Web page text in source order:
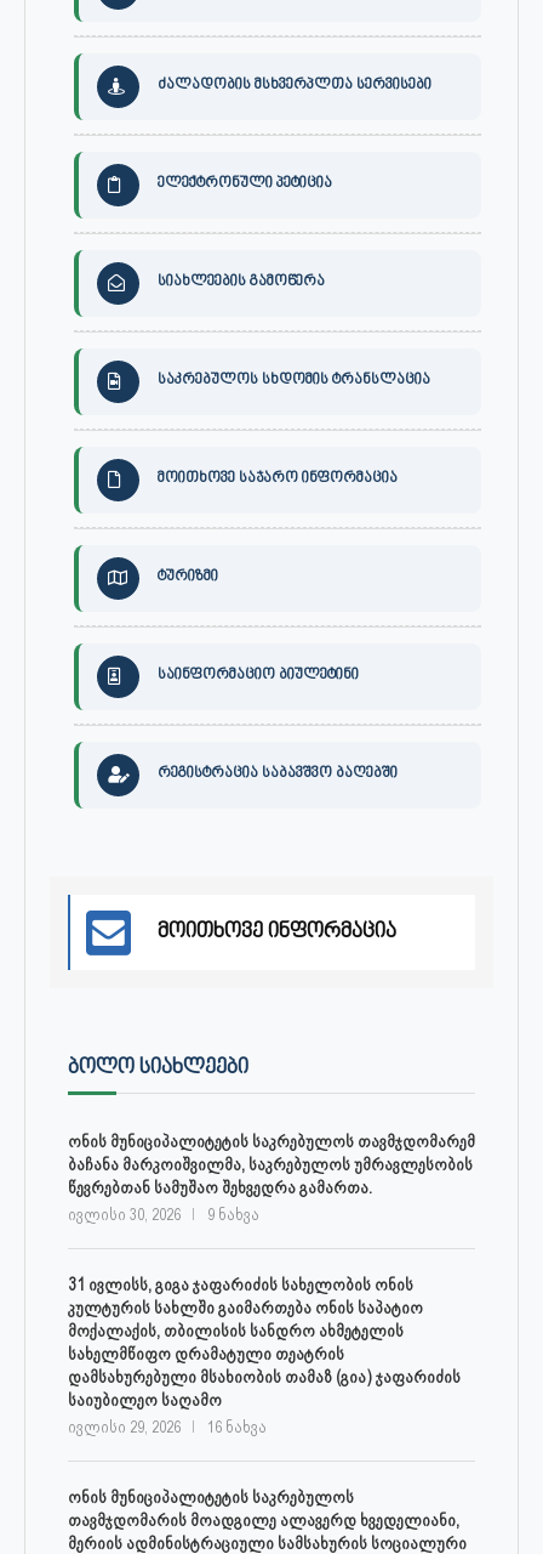
ძალადობის მსხვერპლთა სერვისები
ელექტრონული პეტიცია
სიახლეების გამოწერა
საკრებულოს სხდომის ტრანსლაცია
მოითხოვე საჯარო ინფორმაცია
ტურიზმი
საინფორმაციო ბიულეტინი
რეგისტრაცია საბავშვო ბაღებში
მოითხოვე ინფორმაცია
ᲑᲝᲚᲝ ᲡᲘᲐᲮᲚᲔᲔᲑᲘ
ონის მუნიციპალიტეტის საკრებულოს თავმჯდომარემ
ბაჩანა მარკოიშვილმა, საკრებულოს უმრავლესობის
წევრებთან სამუშაო შეხვედრა გამართა.
ივლისი 30, 2026 9 ნახვა
31 ივლისს, გიგა ჯაფარიძის სახელობის ონის
კულტურის სახლში გაიმართება ონის საპატიო
მოქალაქის, თბილისის სანდრო ახმეტელის
სახელმწიფო დრამატული თეატრის
დამსახურებული მსახიობის თამაზ (გია) ჯაფარიძის
საიუბილეო საღამო
ივლისი 29, 2026 16 ნახვა
ონის მუნიციპალიტეტის საკრებულოს
თავმჯდომარის მოადგილე ალავერდ ხვედელიანი,
მერიის ადმინისტრაციული სამსახურის სოციალური